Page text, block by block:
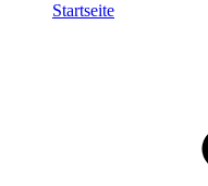
Startseite